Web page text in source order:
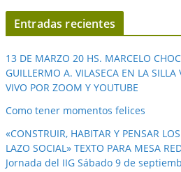
Entradas recientes
13 DE MARZO 20 HS. MARCELO
GUILLERMO A. VILASECA EN LA SILLA
VIVO POR ZOOM Y YOUTUBE
Como tener momentos felices
«CONSTRUIR, HABITAR Y PENSAR
LAZO SOCIAL» TEXTO PARA MESA
Jornada del IIG Sábado 9 de